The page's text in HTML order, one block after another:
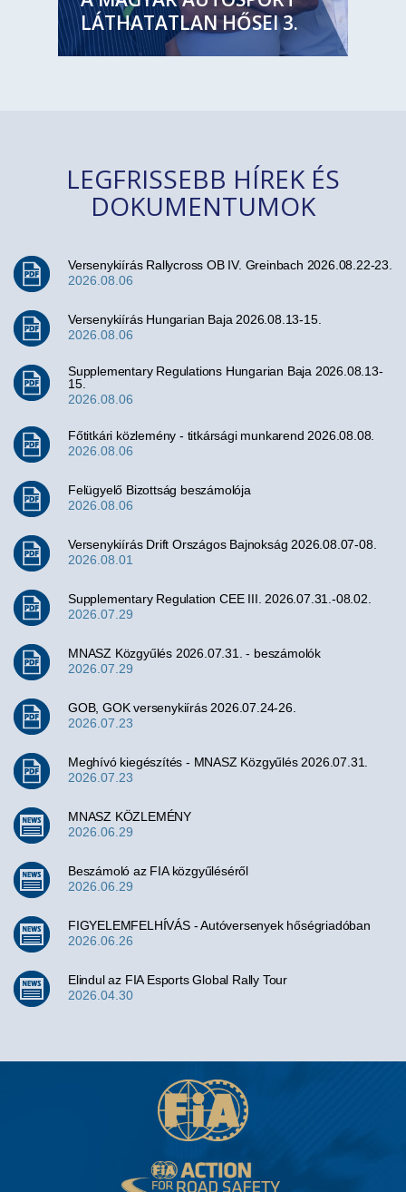
LÁTHATATLAN HŐSEI 3.
LEGFRISSEBB HÍREK ÉS
DOKUMENTUMOK
Versenykiírás Rallycross OB IV. Greinbach 2026.08.22-23.
2026.08.06
Versenykiírás Hungarian Baja 2026.08.13-15.
2026.08.06
Supplementary Regulations Hungarian Baja 2026.08.13-
15.
2026.08.06
Főtitkári közlemény - titkársági munkarend 2026.08.08.
2026.08.06
Felügyelő Bizottság beszámolója
2026.08.06
Versenykiírás Drift Országos Bajnokság 2026.08.07-08.
2026.08.01
Supplementary Regulation CEE III. 2026.07.31.-08.02.
2026.07.29
MNASZ Közgyűlés 2026.07.31. - beszámolók
2026.07.29
GOB, GOK versenykiírás 2026.07.24-26.
2026.07.23
Meghívó kiegészítés - MNASZ Közgyűlés 2026.07.31.
2026.07.23
MNASZ KÖZLEMÉNY
2026.06.29
Beszámoló az FIA közgyűléséről
2026.06.29
FIGYELEMFELHÍVÁS - Autóversenyek hőségriadóban
2026.06.26
Elindul az FIA Esports Global Rally Tour
2026.04.30